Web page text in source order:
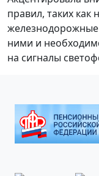
правил, таких как
железнодорожные
ними и
на сигналы